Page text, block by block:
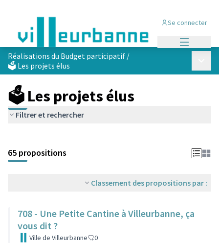
Se connecter
Réalisations du Budget participatif /
🗳️ Les projets élus
🗳️ Les projets élus
Filtrer et rechercher
+
−
65 propositions
Classement des propositions par :
708 - Une Petite Cantine à Villeurbanne, ça
vous dit ?
Ville de Villeurbanne 0